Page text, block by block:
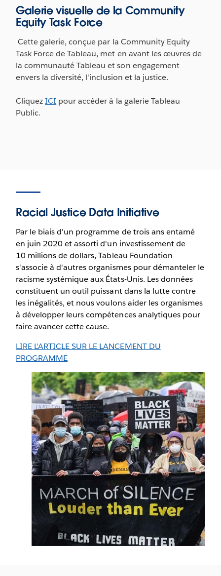
Galerie visuelle de la Community
Equity Task Force
Cette galerie, conçue par la Community Equity
Task Force de Tableau, met en avant les œuvres de
la communauté Tableau et son engagement
envers la diversité, l'inclusion et la justice.
CliquezICI pour accéder à la galerie Tableau
Public.
Racial Justice Data Initiative
Par le biais d'un programme de trois ans entamé
en juin 2020 et assorti d'un investissement de
10 millions de dollars, Tableau Foundation
s'associe à d'autres organismes pour démanteler le
racisme systémique aux États-Unis. Les données
constituent un outil puissant dans la lutte contre
les inégalités, et nous voulons aider les organismes
à développer leurs compétences analytiques pour
faire avancer cette cause.
LIRE L'ARTICLE SUR LE LANCEMENT DU
PROGRAMMES'ouvre
une
nouvelle
fenêtre